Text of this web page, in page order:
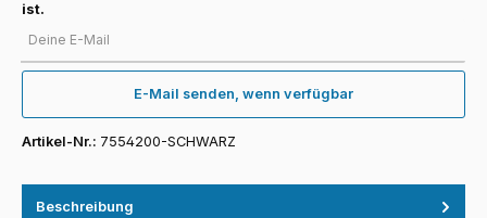
ist.
E-Mail senden, wenn verfügbar
Artikel-Nr.: 7554200-SCHWARZ
Beschreibung